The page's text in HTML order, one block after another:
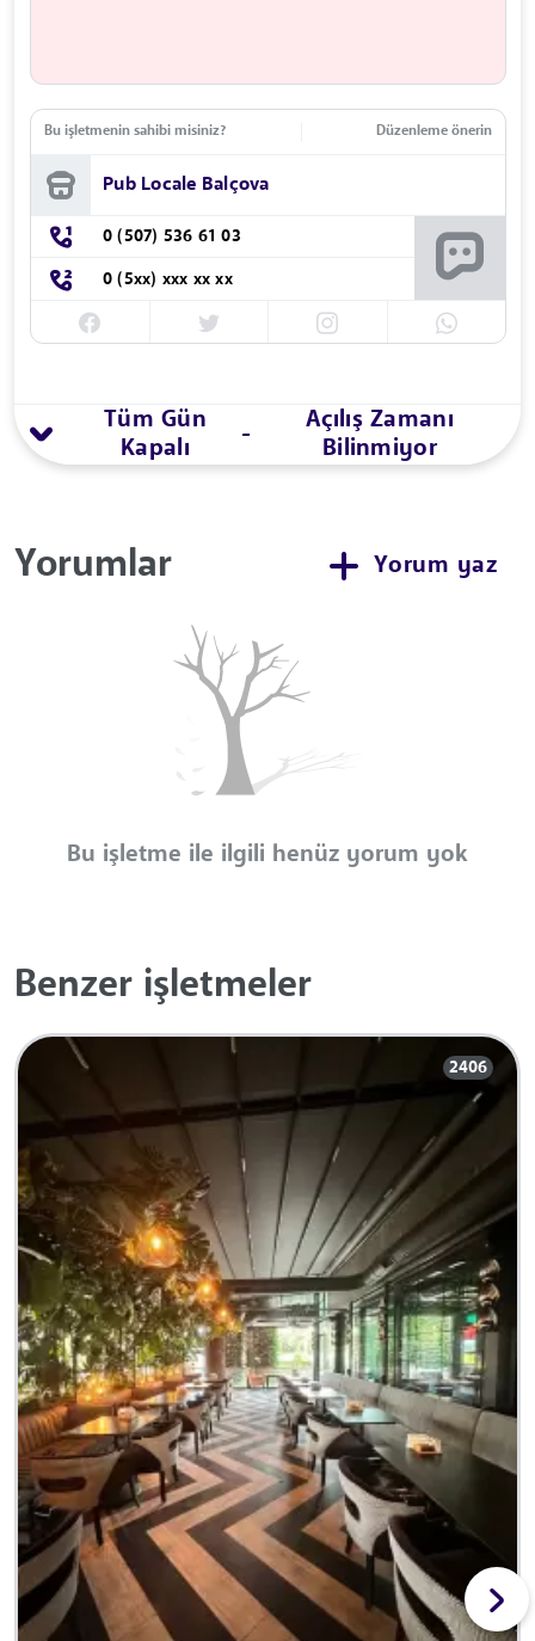
Bu işletmenin sahibi misiniz? Düzenleme önerin
Pub Locale Balçova
0 (507) 536 61 03
0 (5xx) xxx xx xx
Tüm Gün
Kapalı
-
Açılış Zamanı
Bilinmiyor
Yorumlar Yorum yaz
Bu işletme ile ilgili henüz yorum yok
Benzer işletmeler
2406